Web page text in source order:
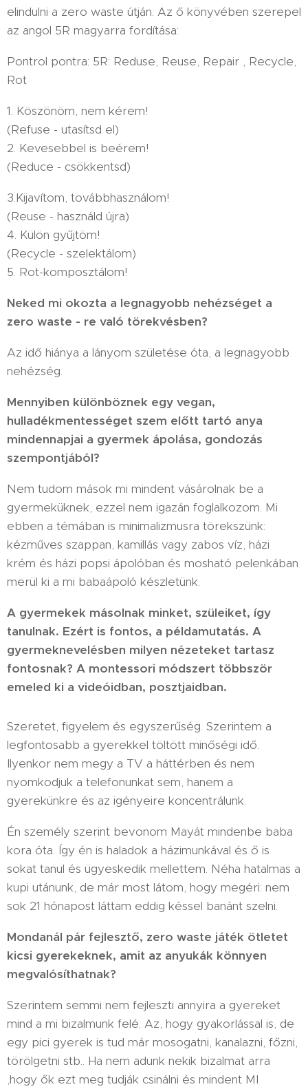
elindulni a zero waste útján. Az ő könyvében szerepel
az angol 5R magyarra fordítása:
Pontrol pontra: 5R: Reduse, Reuse, Repair , Recycle,
Rot
1. Köszönöm, nem kérem!
(Refuse - utasítsd el)
2. Kevesebbel is beérem!
(Reduce - csökkentsd)
3.Kijavítom, továbbhasználom!
(Reuse - használd újra)
4. Külön gyűjtöm!
(Recycle - szelektálom)
5. Rot-komposztálom!
Neked mi okozta a legnagyobb nehézséget a
zero waste - re való törekvésben?
Az idő hiánya a lányom születése óta, a legnagyobb
nehézség.
Mennyiben különböznek egy vegan,
hulladékmentességet szem előtt tartó anya
mindennapjai a gyermek ápolása, gondozás
szempontjából?
Nem tudom mások mi mindent vásárolnak be a
gyermeküknek, ezzel nem igazán foglalkozom. Mi
ebben a témában is minimalizmusra törekszünk:
kézműves szappan, kamillás vagy zabos víz, házi
krém és házi popsi ápolóban és mosható pelenkában
merül ki a mi babaápoló készletünk.
A gyermekek másolnak minket, szüleiket, így
tanulnak. Ezért is fontos, a példamutatás. A
gyermeknevelésben milyen nézeteket tartasz
fontosnak? A montessori módszert többször
emeled ki a videóidban, posztjaidban.
Szeretet, figyelem és egyszerűség. Szerintem a
legfontosabb a gyerekkel töltött minőségi idő.
Ilyenkor nem megy a TV a háttérben és nem
nyomkodjuk a telefonunkat sem, hanem a
gyerekünkre és az igényeire koncentrálunk.
Én személy szerint bevonom Mayát mindenbe baba
kora óta. Így én is haladok a házimunkával és ő is
sokat tanul és ügyeskedik mellettem. Néha hatalmas a
kupi utánunk, de már most látom, hogy megéri: nem
sok 21 hónapost láttam eddig késsel banánt szelni.
Mondanál pár fejlesztő, zero waste játék ötletet
kicsi gyerekeknek, amit az anyukák könnyen
megvalósíthatnak?
Szerintem semmi nem fejleszti annyira a gyereket
mind a mi bizalmunk felé. Az, hogy gyakorlással is, de
egy pici gyerek is tud már mosogatni, kanalazni, főzni,
törölgetni stb.. Ha nem adunk nekik bizalmat arra
,hogy ők ezt meg tudják csinálni és mindent MI